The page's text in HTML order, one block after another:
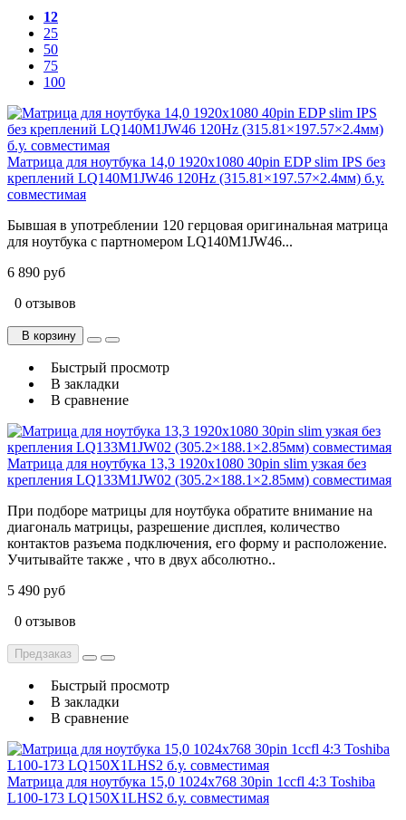
12
25
50
75
100
Матрица для ноутбука 14,0 1920x1080 40pin EDP slim IPS без
креплений LQ140M1JW46 120Hz (315.81×197.57×2.4мм) б.у.
cовместимая
Бывшая в употреблении 120 герцовая оригинальная матрица
для ноутбука с партномером LQ140M1JW46...
6 890 руб
0 отзывов
В корзину
Быстрый просмотр
В закладки
В сравнение
Матрица для ноутбука 13,3 1920x1080 30pin slim узкая без
крепления LQ133M1JW02 (305.2×188.1×2.85мм) cовместимая
При подборе матрицы для ноутбука обратите внимание на
диагональ матрицы, разрешение дисплея, количество
контактов разъема подключения, его форму и расположение.
Учитывайте также , что в двух абсолютно..
5 490 руб
0 отзывов
Предзаказ
Быстрый просмотр
В закладки
В сравнение
Матрица для ноутбука 15,0 1024x768 30pin 1ccfl 4:3 Toshiba
L100-173 LQ150X1LHS2 б.у. cовместимая